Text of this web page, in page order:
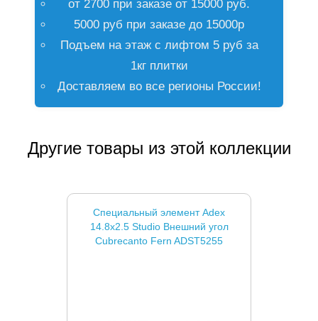
от 2700 при заказе от 15000 руб.
5000 руб при заказе до 15000р
Подъем на этаж с лифтом 5 руб за
1кг плитки
Доставляем во все регионы России!
Другие товары из этой коллекции
Специальный элемент Adex
14.8x2.5 Studio Внешний угол
Cubrecanto Fern ADST5255